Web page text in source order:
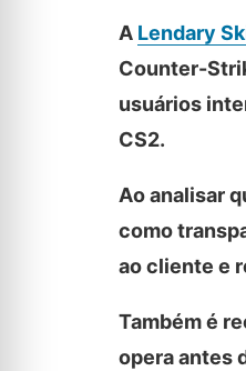
A Lendary
Counter-
usuários
CS2.
Ao analisar
como
ao cliente e
Também é
opera antes